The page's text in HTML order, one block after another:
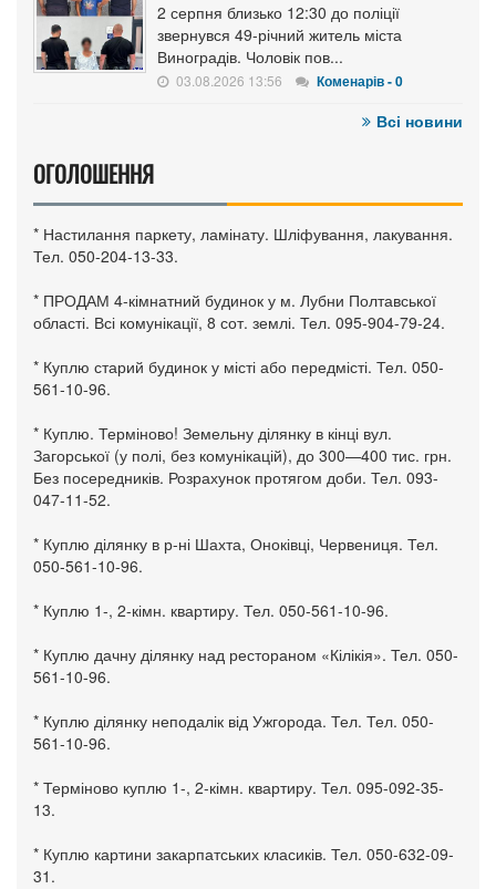
2 серпня близько 12:30 до поліції
звернувся 49-річний житель міста
Виноградів. Чоловік пов...
03.08.2026 13:56 Коменарів - 0
Всі новини
ОГОЛОШЕННЯ
* Настилання паркету, ламінату. Шліфування, лакування.
Тел. 050-204-13-33.
* ПРОДАМ 4-кімнатний будинок у м. Лубни Полтавської
області. Всі комунікації, 8 сот. землі. Тел. 095-904-79-24.
* Куплю старий будинок у місті або передмісті. Тел. 050-
561-10-96.
* Куплю. Терміново! Земельну ділянку в кінці вул.
Загорської (у полі, без комунікацій), до 300—400 тис. грн.
Без посередників. Розрахунок протягом доби. Тел. 093-
047-11-52.
* Куплю ділянку в р-ні Шахта, Оноківці, Червениця. Тел.
050-561-10-96.
* Куплю 1-, 2-кімн. квартиру. Тел. 050-561-10-96.
* Куплю дачну ділянку над рестораном «Кілікія». Тел. 050-
561-10-96.
* Куплю ділянку неподалік від Ужгорода. Тел. Тел. 050-
561-10-96.
* Терміново куплю 1-, 2-кімн. квартиру. Тел. 095-092-35-
13.
* Куплю картини закарпатських класиків. Тел. 050-632-09-
31.